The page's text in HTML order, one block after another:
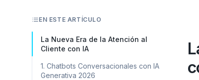
EN ESTE ARTÍCULO
La Nueva Era de la Atención al
Cliente con IA
1. Chatbots Conversacionales con IA
Generativa 2026